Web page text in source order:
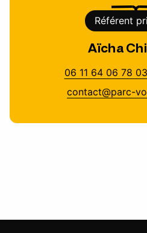
Référent
Aïcha
06 11 64 06 78
contact@parc-